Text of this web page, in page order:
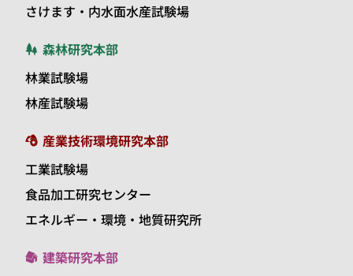
さけます・内水面水産試験場
森林研究本部
林業試験場
林産試験場
産業技術環境研究本部
工業試験場
食品加工研究センター
エネルギー・環境・地質研究所
建築研究本部